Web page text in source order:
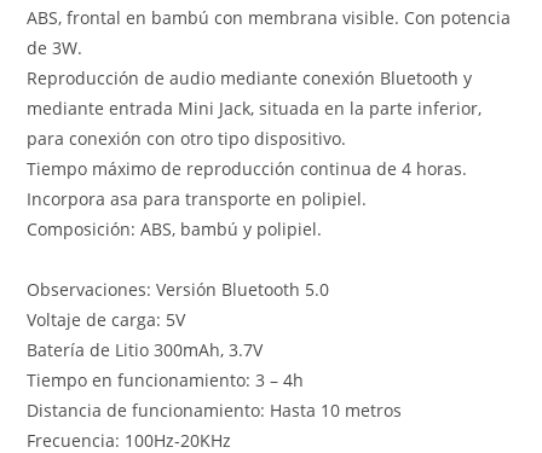
ABS, frontal en bambú con membrana visible. Con potencia
de 3W.
Reproducción de audio mediante conexión Bluetooth y
mediante entrada Mini Jack, situada en la parte inferior,
para conexión con otro tipo dispositivo.
Tiempo máximo de reproducción continua de 4 horas.
Incorpora asa para transporte en polipiel.
Composición: ABS, bambú y polipiel.
Observaciones: Versión Bluetooth 5.0
Voltaje de carga: 5V
Batería de Litio 300mAh, 3.7V
Tiempo en funcionamiento: 3 – 4h
Distancia de funcionamiento: Hasta 10 metros
Frecuencia: 100Hz-20KHz